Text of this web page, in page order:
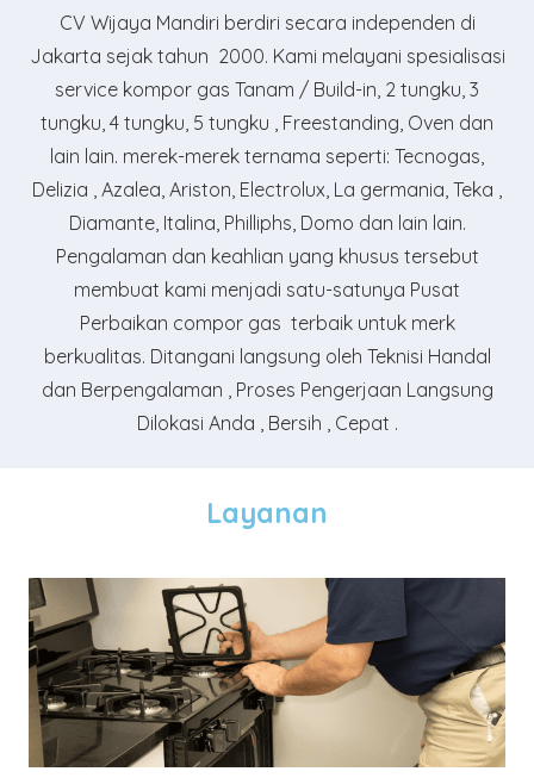
CV Wijaya Mandiri berdiri secara independen di
Jakarta sejak tahun 2000. Kami melayani spesialisasi
service kompor gas Tanam / Build-in, 2 tungku, 3
tungku, 4 tungku, 5 tungku , Freestanding, Oven dan
lain lain. merek-merek ternama seperti: Tecnogas,
Delizia , Azalea, Ariston, Electrolux, La germania, Teka ,
Diamante, Italina, Philliphs, Domo dan lain lain.
Pengalaman dan keahlian yang khusus tersebut
membuat kami menjadi satu-satunya Pusat
Perbaikan compor gas terbaik untuk merk
berkualitas. Ditangani langsung oleh Teknisi Handal
dan Berpengalaman , Proses Pengerjaan Langsung
Dilokasi Anda , Bersih , Cepat .
Layanan